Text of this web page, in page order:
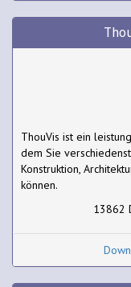
ThouVis ist ein
dem Sie
Konstruktion,
können.
13862